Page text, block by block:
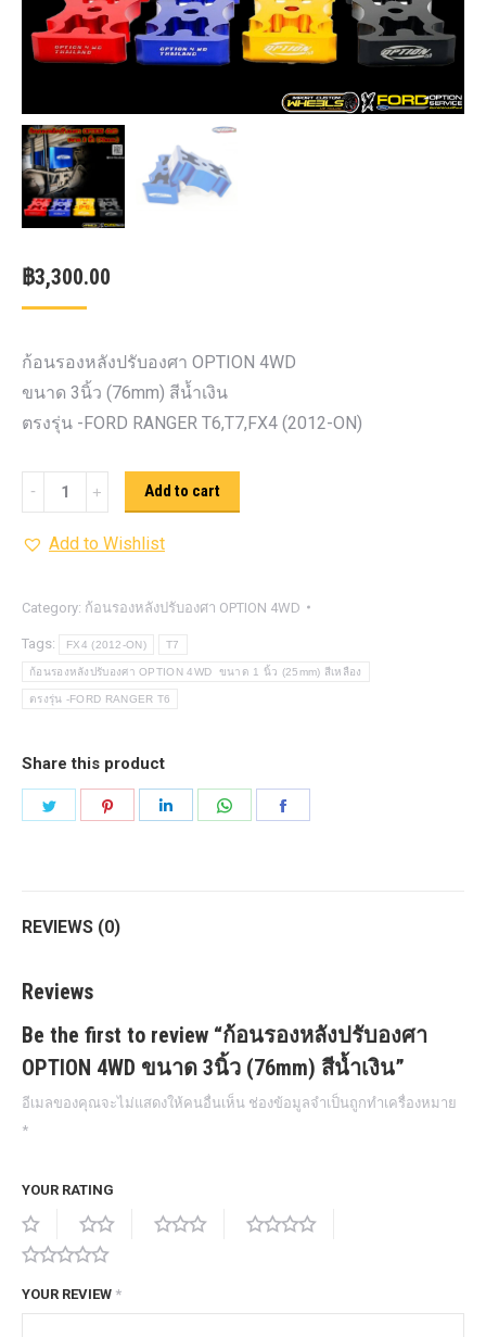
฿3,300.00
ก้อนรองหลังปรับองศา OPTION 4WD
ขนาด 3นิ้ว (76mm) สีน้ำเงิน
ตรงรุ่น -FORD RANGER T6,T7,FX4 (2012-ON)
รอง
หลัง
องศา
OPTION
4WD ขนาด
3นิ้ว
สีน้ำเงิน
quantity
Add to cart
Add to Wishlist
Category: ก้อนรองหลังปรับองศา OPTION 4WD
Tags: FX4 (2012-ON) T7
ก้อนรองหลังปรับองศา OPTION 4WD ขนาด 1 นิ้ว (25mm) สีเหลือง
ตรงรุ่น -FORD RANGER T6
Share this product
REVIEWS (0)
Reviews
Be the first to review “ก้อนรองหลังปรับองศา
OPTION 4WD ขนาด 3นิ้ว (76mm) สีน้ำเงิน”
อีเมลของคุณจะไม่แสดงให้คนอื่นเห็น ช่องข้อมูลจำเป็นถูกทำเครื่องหมาย
*
YOUR RATING
YOUR REVIEW *